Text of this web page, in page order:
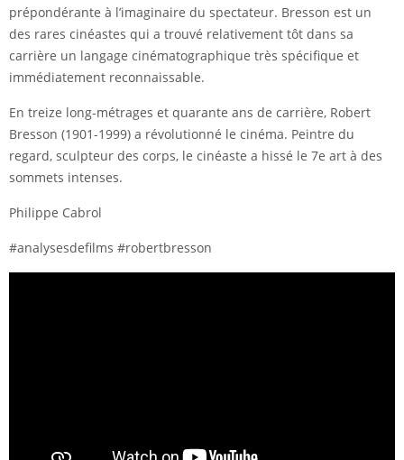
prépondérante à l’imaginaire du spectateur. Bresson est un
des rares cinéastes qui a trouvé relativement tôt dans sa
carrière un langage cinématographique très spécifique et
immédiatement reconnaissable.
En treize long-métrages et quarante ans de carrière, Robert
Bresson (1901-1999) a révolutionné le cinéma. Peintre du
regard, sculpteur des corps, le cinéaste a hissé le 7e art à des
sommets intenses.
Philippe Cabrol
#analysesdefilms #robertbresson